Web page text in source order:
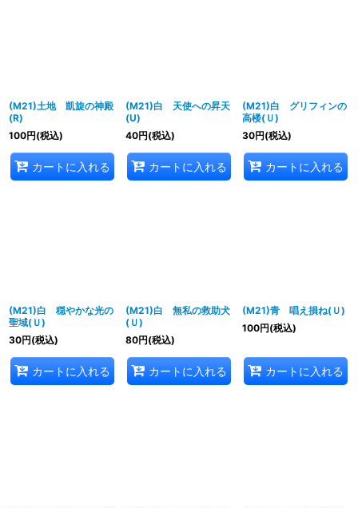
(M21)土地 凱旋の神殿
(R)
100円(税込)
カートに入れる
(M21)白 天使への昇天
(U)
40円(税込)
カートに入れる
(M21)白 グリフィンの
高楼(Ｕ)
30円(税込)
カートに入れる
(M21)白 穏やかな光の
聖域(Ｕ)
30円(税込)
カートに入れる
(M21)白 無私の救助犬
(Ｕ)
80円(税込)
カートに入れる
(M21)青 唱え損ね(Ｕ)
100円(税込)
カートに入れる